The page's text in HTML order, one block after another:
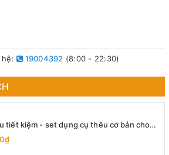
19004392 (8:00 - 22:30)
tiết kiệm - set dụng cụ thêu cơ bản cho
bắt đầu